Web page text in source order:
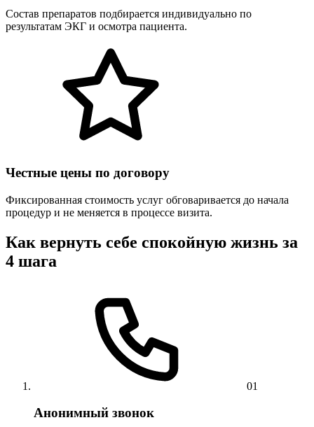
Состав препаратов подбирается индивидуально по
результатам ЭКГ и осмотра пациента.
Честные цены по договору
Фиксированная стоимость услуг обговаривается до начала
процедур и не меняется в процессе визита.
Как вернуть себе спокойную жизнь за
4 шага
01
Анонимный звонок